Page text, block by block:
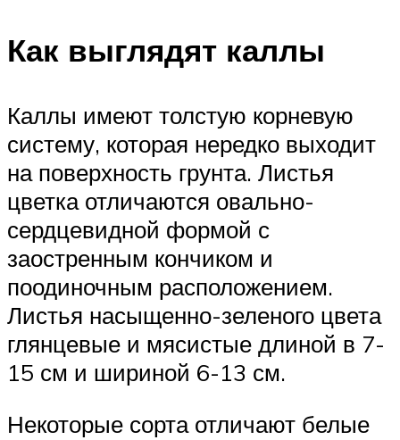
Как выглядят каллы
Каллы имеют толстую корневую
систему, которая нередко выходит
на поверхность грунта. Листья
цветка отличаются овально-
сердцевидной формой с
заостренным кончиком и
поодиночным расположением.
Листья насыщенно-зеленого цвета
глянцевые и мясистые длиной в 7-
15 см и шириной 6-13 см.
Некоторые сорта отличают белые